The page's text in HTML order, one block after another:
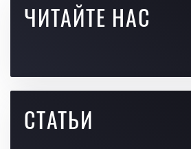
ЧИТАЙТЕ НАС
СТАТЬИ